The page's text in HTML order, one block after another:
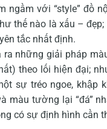
ngầm với “style” đồ
thế nào là xấu –
tắc nhất định.
những giải pháp
theo lối hiện đại;
sự tréo ngoe, khập
màu tường lại “đá”
có sự định hình cần